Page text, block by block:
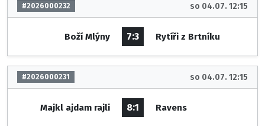
#2026000232 so 04.07. 12:15
Boží Mlýny 7:3 Rytíři z Brtníku
#2026000231 so 04.07. 12:15
Majkl ajdam rajli 8:1 Ravens